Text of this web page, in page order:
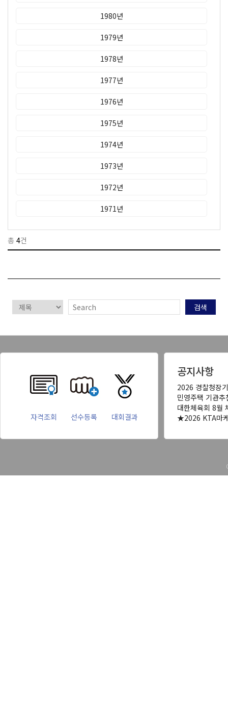
1980년
1979년
1978년
1977년
1976년
1975년
1974년
1973년
1972년
1971년
총 4건
검색
자격조회 선수등록 대회결과
공지사항
2026 경찰청장
민영주택 기관
대한체육회 8월
★2026 KTA마